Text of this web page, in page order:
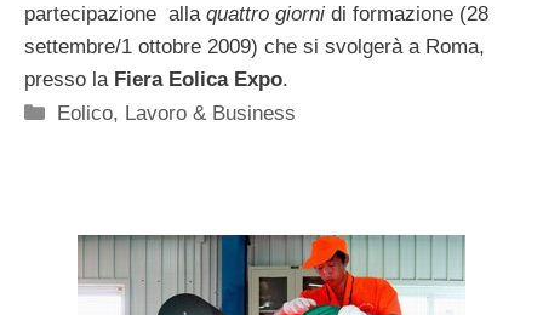
partecipazione alla quattro giorni di formazione (28
settembre/1 ottobre 2009) che si svolgerà a Roma,
presso la Fiera Eolica Expo.
Categorie
Eolico, Lavoro & Business